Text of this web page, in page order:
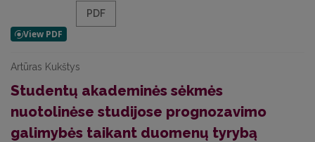
PDF
Artūras Kukštys
Studentų akademinės sėkmės
nuotolinėse studijose prognozavimo
galimybės taikant duomenų tyrybą